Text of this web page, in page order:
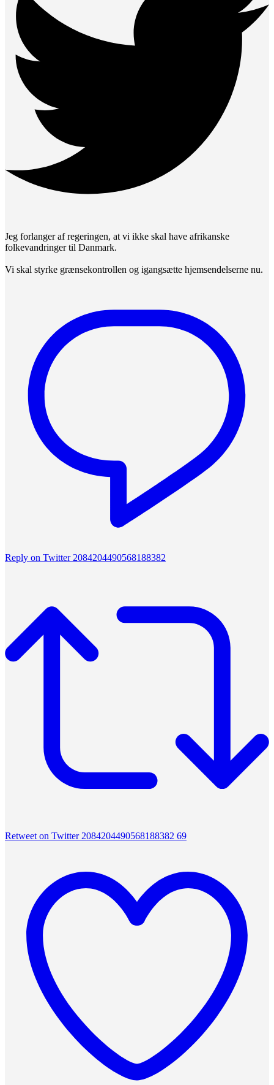
Jeg forlanger af regeringen, at vi ikke skal have afrikanske
folkevandringer til Danmark.
Vi skal styrke grænsekontrollen og igangsætte hjemsendelserne nu.
Reply on Twitter 2084204490568188382
Retweet on Twitter 2084204490568188382 69